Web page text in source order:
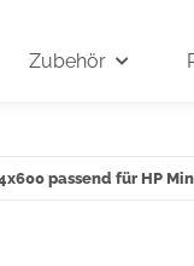
Zubehör
passend für HP